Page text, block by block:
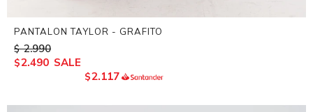
PANTALON TAYLOR - GRAFITO
$ 2.990
$2.490
$2.117